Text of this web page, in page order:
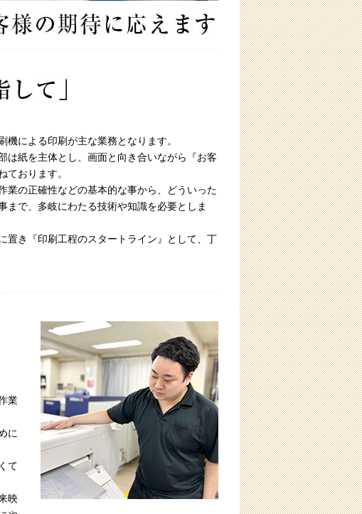
による印刷が主な業務となります。
は紙を主体とし、画面と向き合いながら『お客
ております。
業の正確性などの基本的な事から、どういった
まで、多岐にわたる技術や知識を必要としま
置き『印刷工程のスタートライン』として、丁
業
に
て
映